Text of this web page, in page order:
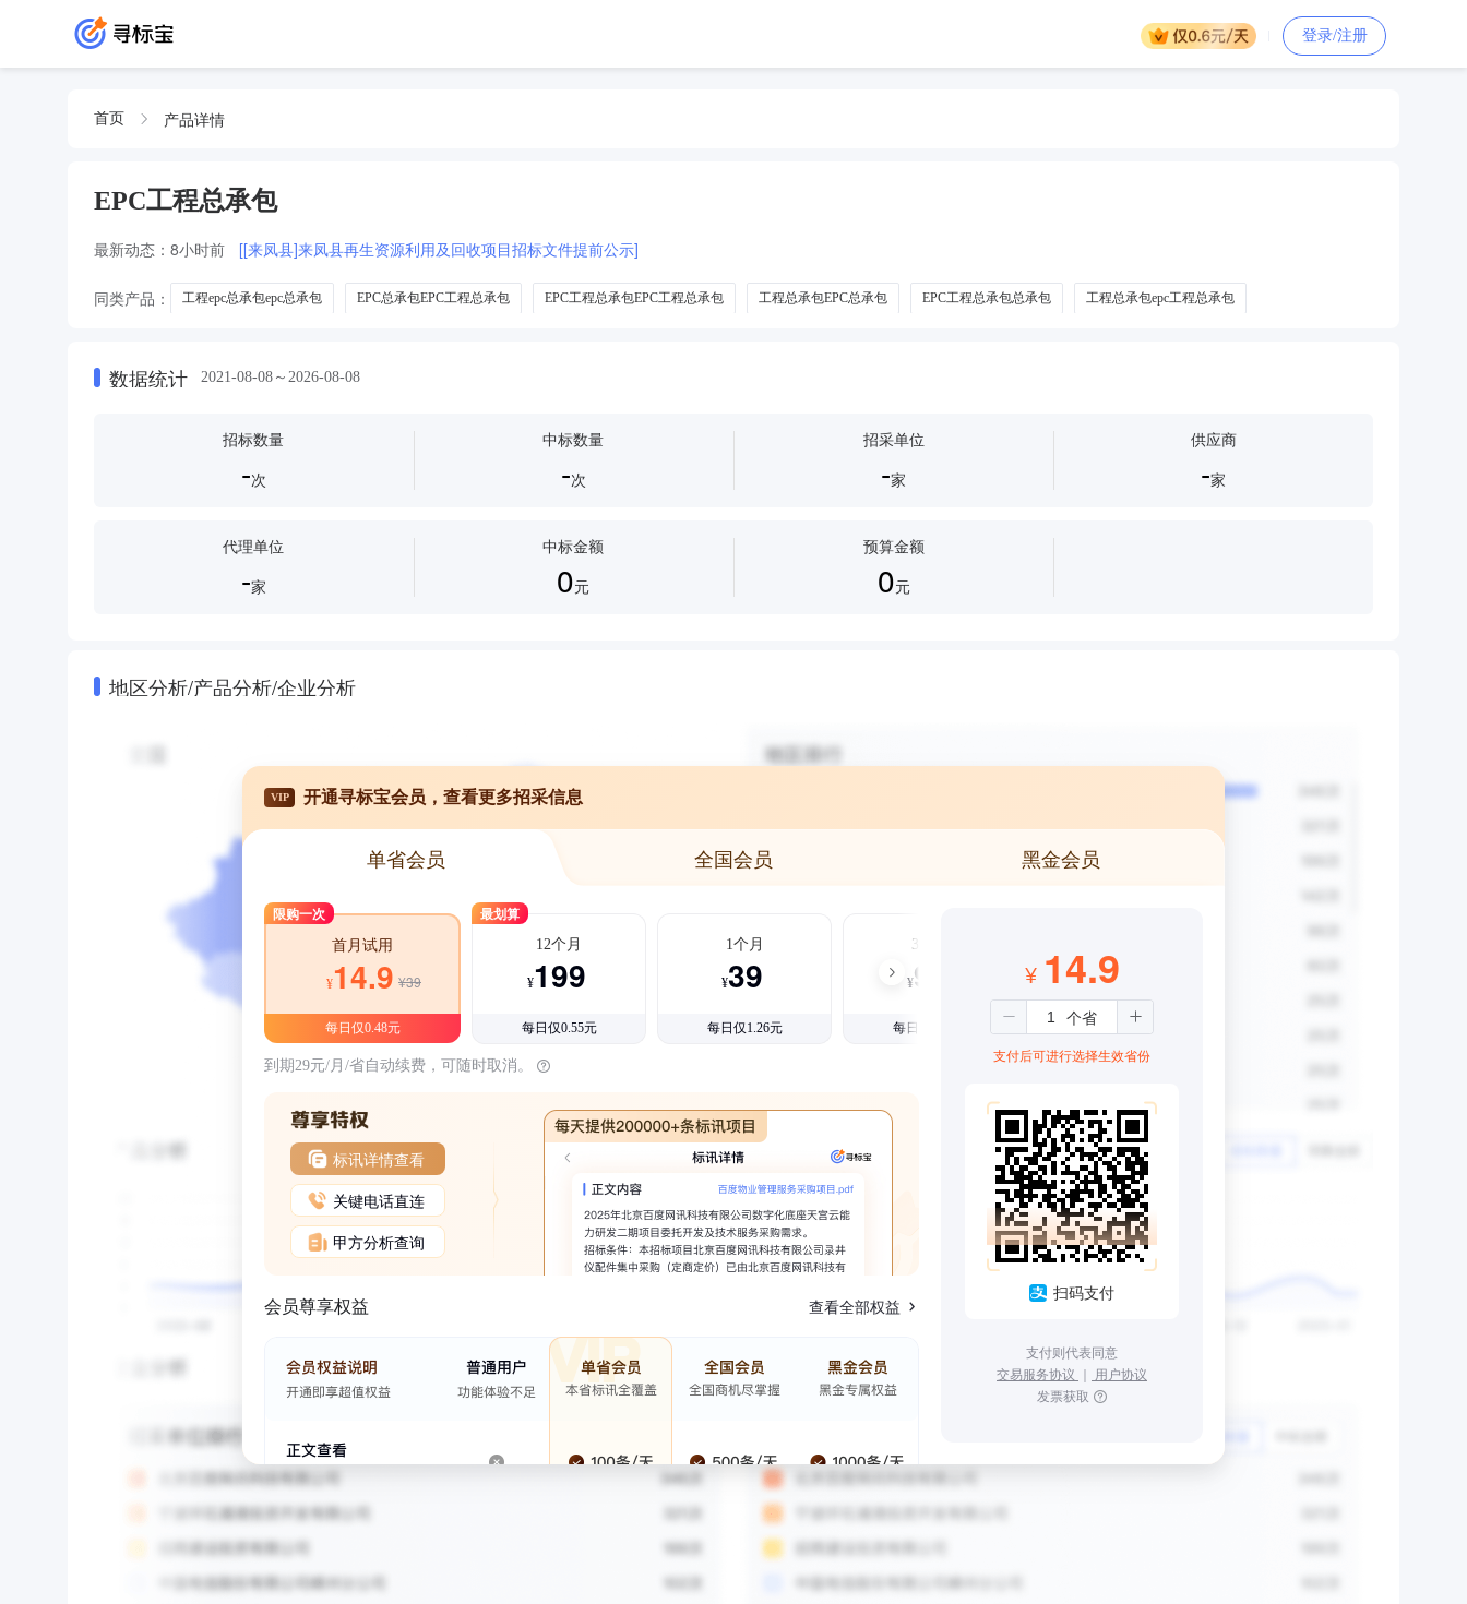
登录/注册
首页 产品详情
EPC工程总承包
最新动态： 8小时前 [[来凤县]来凤县再生资源利用及回收项目招标文件提前公示]
同类产品： 工程epc总承包epc总承包 EPC总承包EPC工程总承包 EPC工程总承包EPC工程总承包 工程总承包EPC总承包 EPC工程总承包总承包 工程总承包epc工程总承包
数据统计 2021-08-08～2026-08-08
招标数量
-次
中标数量
-次
招采单位
-家
供应商
-家
代理单位
-家
中标金额
0元
预算金额
0元
地区分析/产品分析/企业分析
VIP 开通寻标宝会员，查看更多招采信息
单省会员 全国会员 黑金会员
限购一次
首月试用
¥14.9 ¥39
每日仅0.48元
最划算
12个月
¥199
每日仅0.55元
1个月
¥39
每日仅1.26元
3个月
¥99
每日仅1.08元
到期29元/月/省自动续费，可随时取消。
标讯详情查看
关键电话直连
甲方分析查询
会员尊享权益 查看全部权益
¥ 14.9
支付后可进行选择生效省份
扫码支付
支付则代表同意
交易服务协议 ｜ 用户协议
发票获取